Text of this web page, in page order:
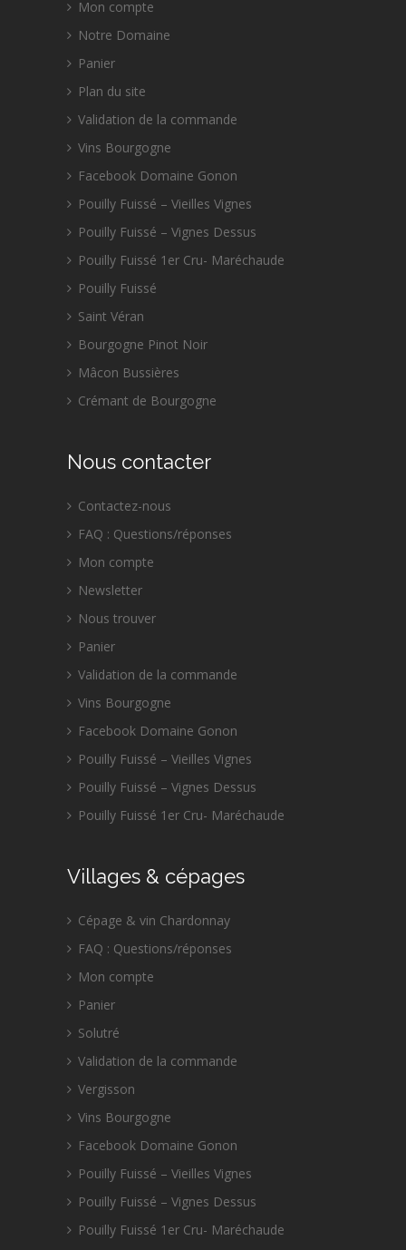
Mon compte
Notre Domaine
Panier
Plan du site
Validation de la commande
Vins Bourgogne
Facebook Domaine Gonon
Pouilly Fuissé – Vieilles Vignes
Pouilly Fuissé – Vignes Dessus
Pouilly Fuissé 1er Cru- Maréchaude
Pouilly Fuissé
Saint Véran
Bourgogne Pinot Noir
Mâcon Bussières
Crémant de Bourgogne
Nous contacter
Contactez-nous
FAQ : Questions/réponses
Mon compte
Newsletter
Nous trouver
Panier
Validation de la commande
Vins Bourgogne
Facebook Domaine Gonon
Pouilly Fuissé – Vieilles Vignes
Pouilly Fuissé – Vignes Dessus
Pouilly Fuissé 1er Cru- Maréchaude
Villages & cépages
Cépage & vin Chardonnay
FAQ : Questions/réponses
Mon compte
Panier
Solutré
Validation de la commande
Vergisson
Vins Bourgogne
Facebook Domaine Gonon
Pouilly Fuissé – Vieilles Vignes
Pouilly Fuissé – Vignes Dessus
Pouilly Fuissé 1er Cru- Maréchaude